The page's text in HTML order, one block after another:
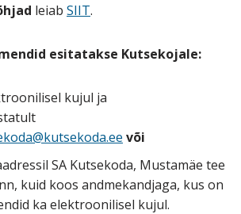
leiab SIIT.
esitatakse Kutsekojale:
kujul ja
või
SA Kutsekoda, Mustamäe tee
kuid koos andmekandjaga, kus on
ka elektroonilisel kujul.